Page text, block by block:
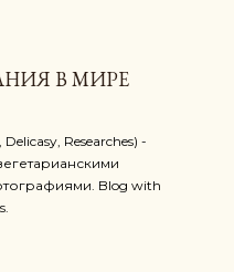
В МИРЕ
Researches) -
Blog with